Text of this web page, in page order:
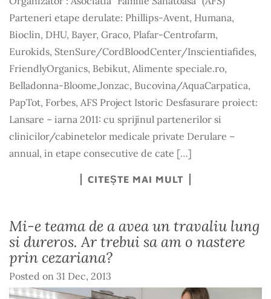
Parteneri etape derulate: Phillips-Avent, Humana,
Bioclin, DHU, Bayer, Graco, Plafar-Centrofarm,
Eurokids, StenSure/CordBloodCenter/Inscientiafides,
FriendlyOrganics, Bebikut, Alimente speciale.ro,
Belladonna-Bloome,Jonzac, Bucovina/AquaCarpatica,
PapTot, Forbes, AFS Project Istoric Desfasurare proiect:
Lansare – iarna 2011: cu sprijinul partenerilor si
clinicilor/cabinetelor medicale private Derulare –
annual, in etape consecutive de cate […]
CITEȘTE MAI MULT
Mi-e teama de a avea un travaliu lung
si dureros. Ar trebui sa am o nastere
prin cezariana?
Posted on 31 Dec, 2013